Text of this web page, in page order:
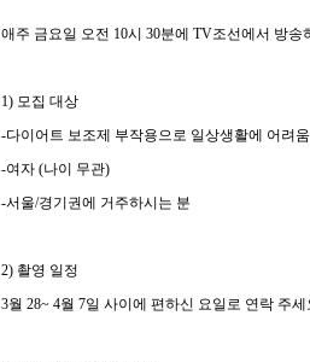
애주 금요일 오전 10시 30분에 TV조선에서 방
1) 모집 대상
-다이어트 보조제 부작용으로 일상생활에 어려
-여자 (나이 무관)
-서울/경기권에 거주하시는 분
2) 촬영 일정
3월 28~ 4월 7일 사이에 편하신 요일로 연락 주세